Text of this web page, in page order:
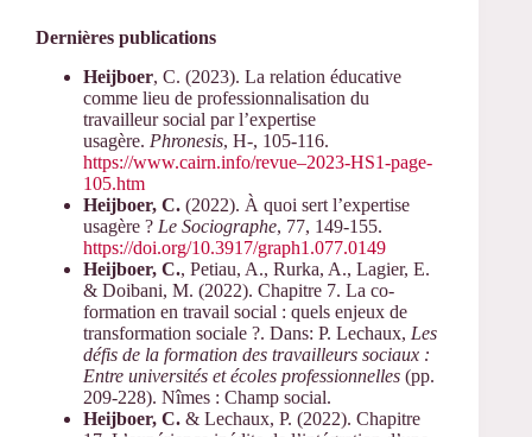
Dernières publications
Heijboer, C. (2023). La relation éducative
comme lieu de professionnalisation du
travailleur social par l’expertise
usagère. Phronesis, H-, 105-116.
https://www.cairn.info/revue–2023-HS1-page-
105.htm
Heijboer, C. (2022). À quoi sert l’expertise
usagère ? Le Sociographe, 77, 149-155.
https://doi.org/10.3917/graph1.077.0149
Heijboer, C., Petiau, A., Rurka, A., Lagier, E.
& Doibani, M. (2022). Chapitre 7. La co-
formation en travail social : quels enjeux de
transformation sociale ?. Dans: P. Lechaux, Les
défis de la formation des travailleurs sociaux :
Entre universités et écoles professionnelles (pp.
209-228). Nîmes : Champ social.
Heijboer, C. & Lechaux, P. (2022). Chapitre